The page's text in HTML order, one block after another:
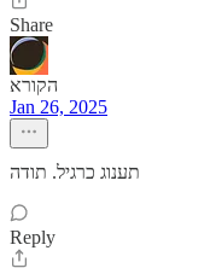
Share
הקורא
Jan 26, 2025
תענוג כרגיל. תודה
Reply